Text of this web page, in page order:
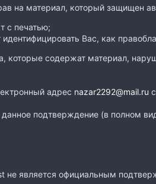
на материал, который защищен
с печатью;
Вас, как
которые содержат материал,
адрес nazar2292@mail.ru
подтверждение (в полном
не является официальным